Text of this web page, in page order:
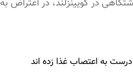
در کویینزلند، در اعتراض به
درست به اعتصاب غذا زده اند